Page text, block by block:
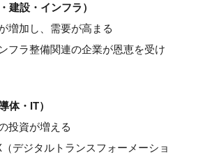
建設・インフラ）
増加し、需要が高まる
フラ整備関連の企業が恩恵を受け
体・IT）
投資が増える
デジタルトランスフォーメーショ